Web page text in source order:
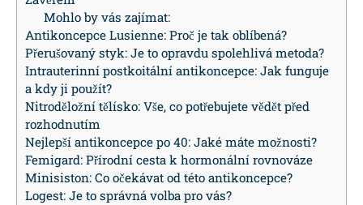
Mohlo by vás zajímat:
Antikoncepce Lusienne: Proč je tak oblíbená?
Přerušovaný styk: Je to opravdu spolehlivá metoda?
Intrauterinní postkoitální antikoncepce: Jak funguje
a kdy ji použít?
Nitroděložní tělísko: Vše, co potřebujete vědět před
rozhodnutím
Nejlepší antikoncepce po 40: Jaké máte možnosti?
Femigard: Přírodní cesta k hormonální rovnováze
Minisiston: Co očekávat od této antikoncepce?
Logest: Je to správná volba pro vás?